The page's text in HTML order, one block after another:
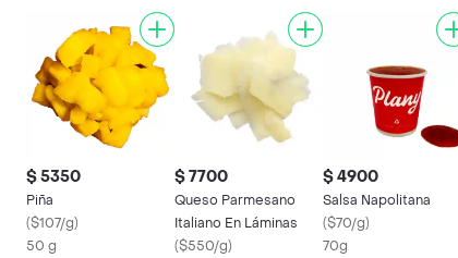
$ 5350
Piña
($107/g)
50 g
$ 7700
Queso Parmesano
Italiano En Láminas
($550/g)
$ 4900
Salsa Napolitana
($70/g)
70g